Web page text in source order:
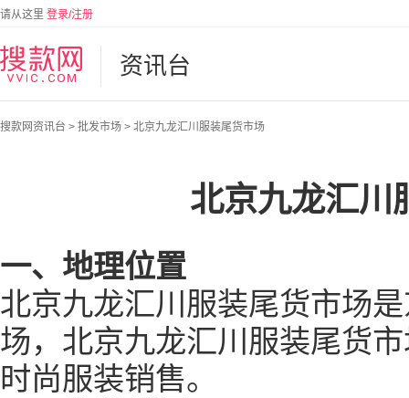
请从这里 登录/注册
资讯台
搜款网资讯台 > 批发市场 > 北京九龙汇川服装尾货市场
北京九龙汇川
一、地理位置
北京九龙汇川服装尾货市场
场，北京九龙汇川服装尾货
时尚服装销售。